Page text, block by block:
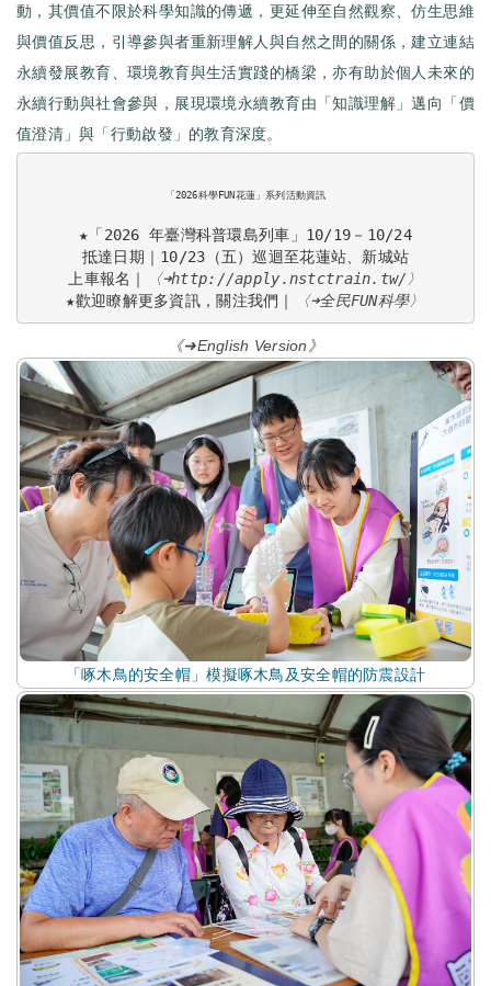
動，其價值不限於科學知識的傳遞，更延伸至自然觀察、仿生思維
與價值反思，引導參與者重新理解人與自然之間的關係，建立連結
永續發展教育、環境教育與生活實踐的橋梁，亦有助於個人未來的
永續行動與社會參與，展現環境永續教育由「知識理解」邁向「價
值澄清」與「行動啟發」的教育深度。
「2026科學FUN花蓮」系列活動資訊
★「2026 年臺灣科普環島列車」10/19－10/24
抵達日期｜10/23（五）巡迴至花蓮站、新城站
上車報名｜
〈➜http://apply.nstctrain.tw/〉
★歡迎瞭解更多資訊，關注我們｜
〈➜全民FUN科學〉
《➜English Version》
「啄木鳥的安全帽」模擬啄木鳥及安全帽的防震設計